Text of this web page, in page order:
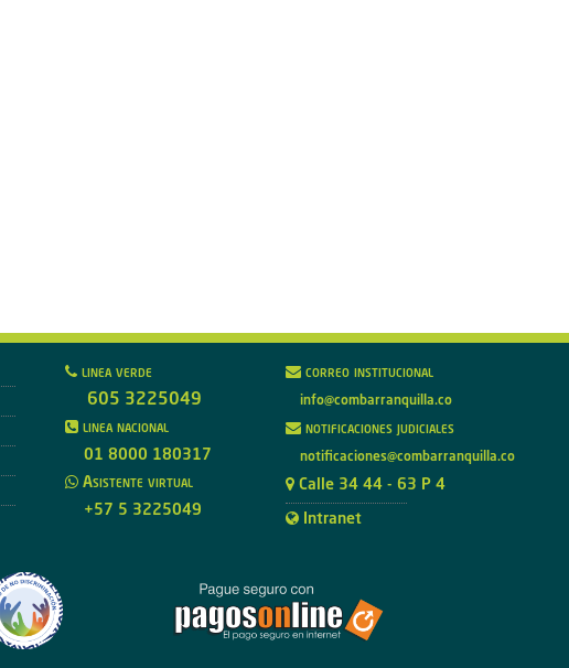
linea verde
605 3225049
linea nacional
01 8000 180317
Asistente virtual
+57 5 3225049
correo institucional
info@combarranquilla.co
notificaciones judiciales
notificaciones@combarranquilla.co
Calle 34 44 - 63 P 4
Intranet